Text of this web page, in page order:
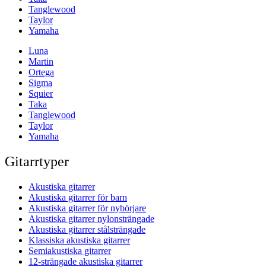
Tanglewood
Taylor
Yamaha
Luna
Martin
Ortega
Sigma
Squier
Taka
Tanglewood
Taylor
Yamaha
Gitarrtyper
Akustiska gitarrer
Akustiska gitarrer för barn
Akustiska gitarrer för nybörjare
Akustiska gitarrer nylonsträngade
Akustiska gitarrer stålsträngade
Klassiska akustiska gitarrer
Semiakustiska gitarrer
12-strängade akustiska gitarrer